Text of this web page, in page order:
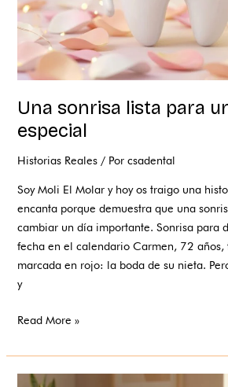
Una sonrisa lista para
especial
Historias Reales / Porcsadental
Soy Moli El Molar y hoy os traigo una
encanta porque demuestra que una
cambiar un día importante. Sonrisa para
fecha en el calendario Carmen, 72 años,
marcada en rojo: la boda de su nieta.
y
Read More »
Tengo